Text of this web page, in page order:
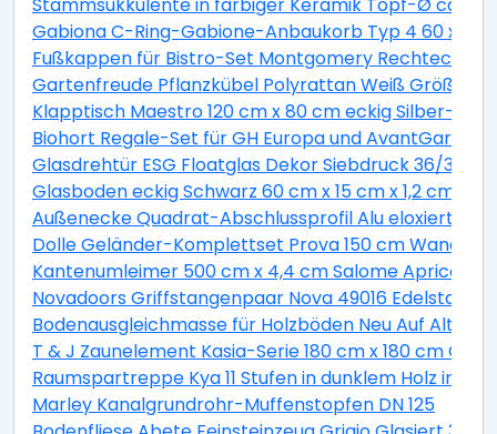
Gabiona C-Ring-Gabione-Anbaukorb Typ 4 60 x 100
Fußkappen für Bistro-Set Montgomery Rechteckig 2
Gartenfreude Pflanzkübel Polyrattan Weiß Größe XL
Klapptisch Maestro 120 cm x 80 cm eckig Silber-
Biohort Regale-Set für GH Europa und AvantGarde
Glasdrehtür ESG Floatglas Dekor Siebdruck 36/31 DIN
Glasboden eckig Schwarz 60 cm x 15 cm x 1,2 cm
Außenecke Quadrat-Abschlussprofil Alu eloxiert
Dolle Geländer-Komplettset Prova 150 cm
Kantenumleimer 500 cm x 4,4 cm Salome Apricot
Novadoors Griffstangenpaar Nova 49016
Bodenausgleichmasse für Holzböden Neu Auf Alt 20
T & J Zaunelement Kasia-Serie 180 cm x 180 cm
Raumspartreppe Kya 11 Stufen in dunklem Holz inkl.
Marley Kanalgrundrohr-Muffenstopfen DN 125